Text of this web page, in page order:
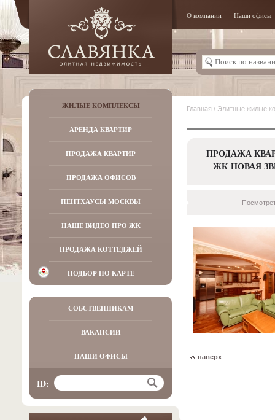
О компании Наши офисы
ЖИЛЫЕ КОМПЛЕКСЫ
АРЕНДА КВАРТИР
ПРОДАЖА КВАРТИР
ПРОДАЖА ОФИСОВ
ПЕНТХАУСЫ МОСКВЫ
НАШЕ ВИДЕО ПРО ЖК
ПРОДАЖА КОТТЕДЖЕЙ
ПОДБОР ПО КАРТЕ
СОБСТВЕННИКАМ
ВАКАНСИИ
НАШИ ОФИСЫ
ID:
Главная / Элитные жилые
ПРОДАЖА
ЖК НОВАЯ
наверх